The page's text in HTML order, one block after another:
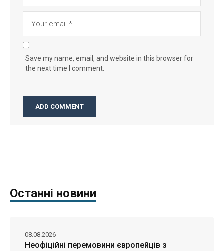
Save my name, email, and website in this browser for
the next time I comment.
Останні новини
Неофіційні перемовини європейців з
08.08.2026